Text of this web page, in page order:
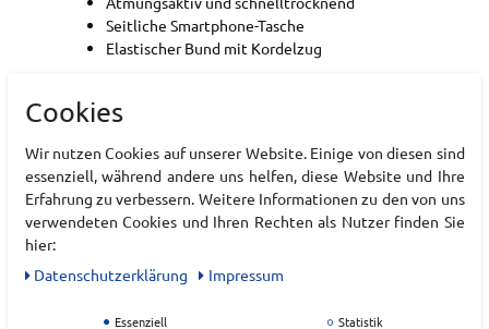
Seitliche Smartphone-Tasche
Elastischer Bund mit Kordelzug
Art.-ID:
EAN: 7613709745924
Materialzusammensetzung: 88% Polyester
(recycelt), 12% Elastan
ENERGETICS
Cookies
Wir nutzen Cookies auf unserer Website. Einige von diesen sind
essenziell, während andere uns helfen, diese Website und Ihre
Erfahrung zu verbessern. Weitere Informationen zu den von uns
verwendeten Cookies und Ihren Rechten als Nutzer finden Sie
hier:
Daten­schutz­erklärung
Impressum
Essenziell
Statistik